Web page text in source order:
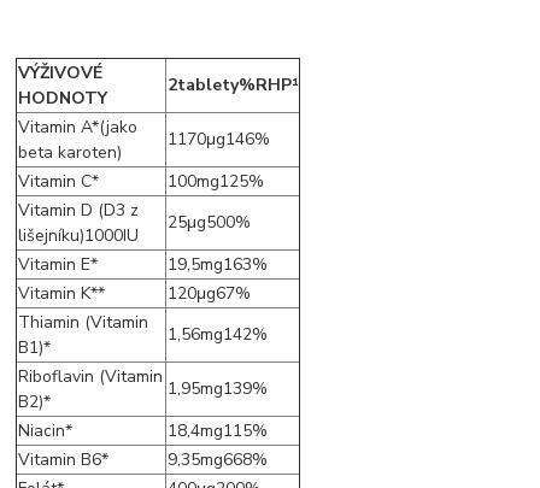
VÝŽIVOVÉ
HODNOTY
2tablety%RHP¹
Vitamin A*(jako
beta karoten)
1170μg146%
Vitamin C*
100mg125%
Vitamin D (D3 z
lišejníku)1000IU
25μg500%
Vitamin E*
19,5mg163%
Vitamin K**
120μg67%
Thiamin (Vitamin
B1)*
1,56mg142%
Riboflavin (Vitamin
B2)*
1,95mg139%
Niacin*
18,4mg115%
Vitamin B6*
9,35mg668%